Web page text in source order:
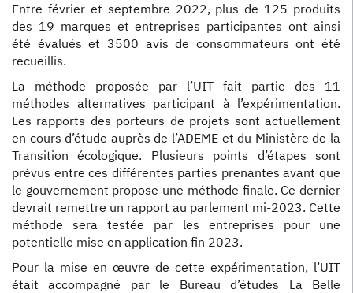
Entre février et septembre 2022, plus de 125 produits
des 19 marques et entreprises participantes ont ainsi
été évalués et 3500 avis de consommateurs ont été
recueillis.
La méthode proposée par l’UIT fait partie des 11
méthodes alternatives participant à l’expérimentation.
Les rapports des porteurs de projets sont actuellement
en cours d’étude auprès de l’ADEME et du Ministère de la
Transition écologique. Plusieurs points d’étapes sont
prévus entre ces différentes parties prenantes avant que
le gouvernement propose une méthode finale. Ce dernier
devrait remettre un rapport au parlement mi-2023. Cette
méthode sera testée par les entreprises pour une
potentielle mise en application fin 2023.
Pour la mise en œuvre de cette expérimentation, l’UIT
était accompagné par le Bureau d’études La Belle